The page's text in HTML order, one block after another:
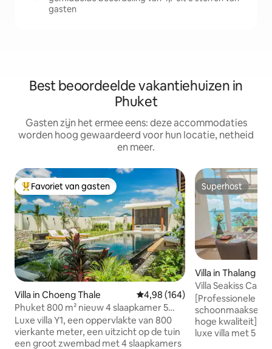
gasten
Best beoordeelde vakantiehuizen in
Phuket
Gasten zijn het ermee eens: deze accommodaties
worden hoog gewaardeerd voor hun locatie, netheid
en meer.
Topfavoriet van gasten
Favoriet van gasten
Villa in Choeng Thale Gemiddelde beoordeling van
4,98 (164)
Phuket 800 m² nieuw 4 slaapkamer 5
badkamer groot zwembad luxe tuin villa
Y1
Luxe villa Y1, een oppervlakte van 800
vierkante meter, een uitzicht op de tuin
een groot zwembad met 4 slaapkamers
Superhost
Superhost
Villa in Thalang
Villa Seakiss
met zeezicht,
butler
[Professionele
hoge kwaliteit]
luxe villa met 5